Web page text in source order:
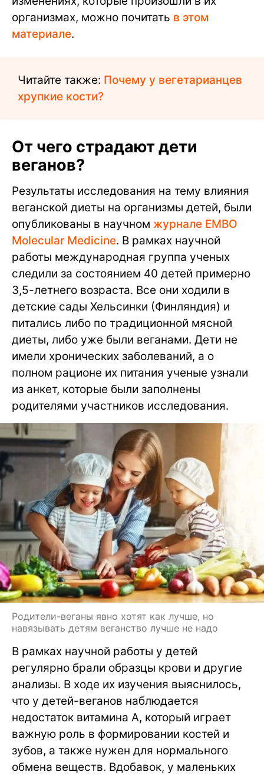
организмах, можно почитать в этом
материале.
Читайте также: Почему у вегетарианцев
хрупкие кости?
От чего страдают дети
веганов?
Результаты исследования на тему влияния
веганской диеты на организмы детей, были
опубликованы в научном журнале EMBO
Molecular Medicine. В рамках научной
работы международная группа ученых
следили за состоянием 40 детей примерно
3,5-летнего возраста. Все они ходили в
детские сады Хельсинки (Финляндия) и
питались либо по традиционной мясной
диеты, либо уже были веганами. Дети не
имели хронических заболеваний, а о
полном рационе их питания ученые узнали
из анкет, которые были заполнены
родителями участников исследования.
Родители-веганы явно хотят как лучше, но
навязывать детям веганство лучше не надо
В рамках научной работы у детей
регулярно брали образцы крови и другие
анализы. В ходе их изучения выяснилось,
что у детей-веганов наблюдается
недостаток витамина A, который играет
важную роль в формировании костей и
зубов, а также нужен для нормального
обмена веществ. Вдобавок, у маленьких